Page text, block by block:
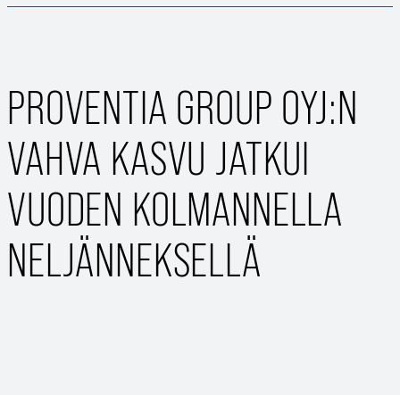
PROVENTIA GROUP OYJ:N
VAHVA KASVU JATKUI
VUODEN KOLMANNELLA
NELJÄNNEKSELLÄ